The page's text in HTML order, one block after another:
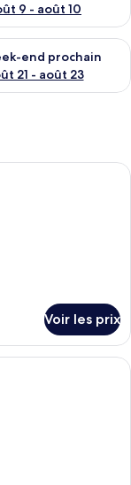
9 - août 10
14 - août 16
end prochain
21 - août 23
disponibilité pour
d’hôtel moderne
Voir les prix
moderne avec un lit à